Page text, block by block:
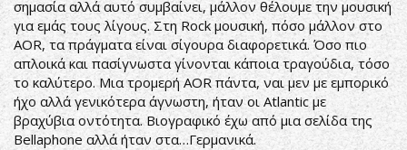
σημασία αλλά αυτό συμβαίνει, μάλλον θέλουμε την μουσική
για εμάς τους λίγους. Στη Rock μουσική, πόσο μάλλον στο
AOR, τα πράγματα είναι σίγουρα διαφορετικά. Όσο πιο
απλοικά και πασίγνωστα γίνονται κάποια τραγούδια, τόσο
το καλύτερο. Μια τρομερή AOR πάντα, ναι μεν με εμπορικό
ήχο αλλά γενικότερα άγνωστη, ήταν οι Atlantic με
βραχύβια οντότητα. Βιογραφικό έχω από μια σελίδα της
Bellaphone αλλά ήταν στα…Γερμανικά.